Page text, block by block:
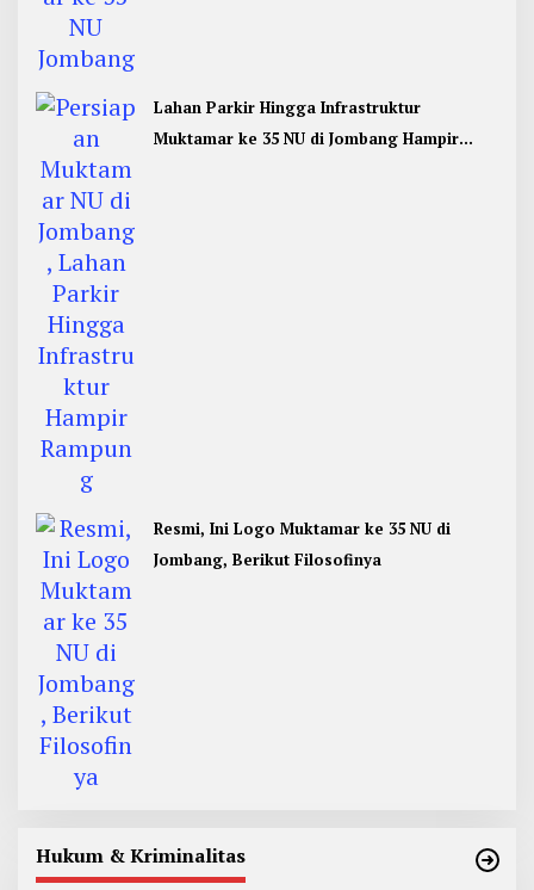
Lahan Parkir Hingga Infrastruktur
Muktamar ke 35 NU di Jombang Hampir
Resmi, Ini Logo Muktamar ke 35 NU di
Jombang, Berikut Filosofinya
Hukum & Kriminalitas